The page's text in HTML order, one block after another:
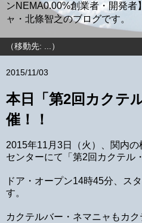
ンNEMA0.00%創業者・開発
ャ・北條智之のブログです。
2015/11/03
本日「第2回カクテ
催！！
2015年11月3日（火）、関内の
センターにて「第2回カクテル
ドア・オープン14時45分、ス
す。
カクテルバー・ネマニャもカ